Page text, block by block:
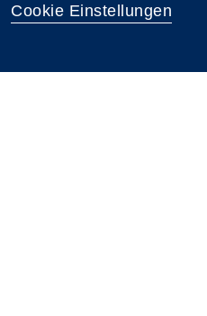
Cookie Einstellungen